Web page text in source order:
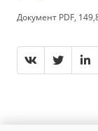
Документ PDF,